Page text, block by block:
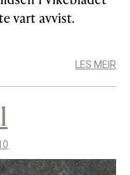
vart avvist.
LES MEIR